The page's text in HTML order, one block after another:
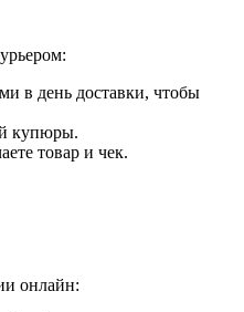
в день доставки, чтобы
купюры.
товар и чек.
онлайн: